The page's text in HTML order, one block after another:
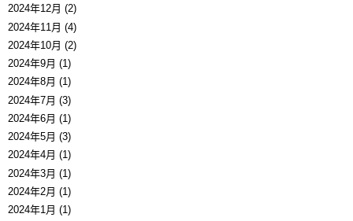
2024年12月 (2)
2024年11月 (4)
2024年10月 (2)
2024年9月 (1)
2024年8月 (1)
2024年7月 (3)
2024年6月 (1)
2024年5月 (3)
2024年4月 (1)
2024年3月 (1)
2024年2月 (1)
2024年1月 (1)